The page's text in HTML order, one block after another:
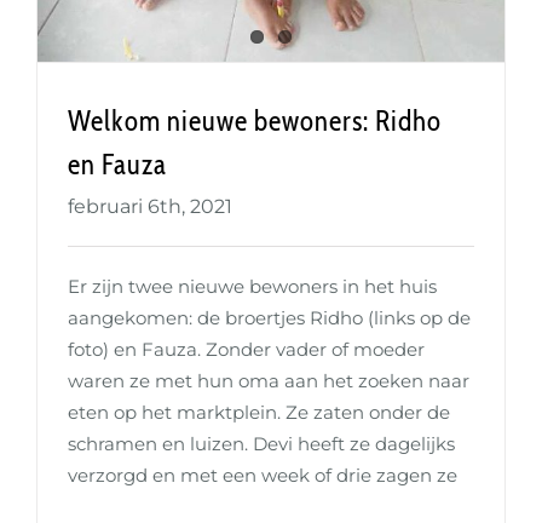
Welkom nieuwe bewoners: Ridho
en Fauza
februari 6th, 2021
Er zijn twee nieuwe bewoners in het huis
aangekomen: de broertjes Ridho (links op de
foto) en Fauza. Zonder vader of moeder
waren ze met hun oma aan het zoeken naar
eten op het marktplein. Ze zaten onder de
schramen en luizen. Devi heeft ze dagelijks
verzorgd en met een week of drie zagen ze